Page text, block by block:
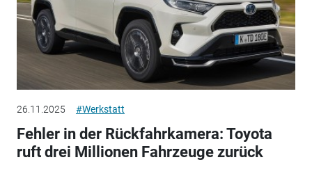
26.11.2025 #Werkstatt
Fehler in der Rückfahrkamera: Toyota
ruft drei Millionen Fahrzeuge zurück